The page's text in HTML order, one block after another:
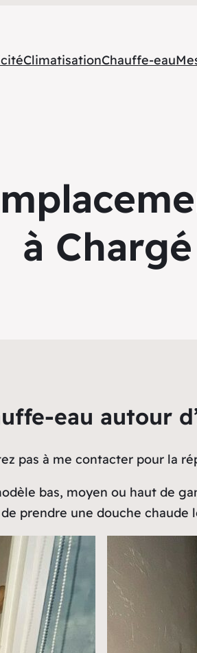
ClimatisationChauffe-eau
à Chargé
eau autour
pas à me contacter pour la
bas, moyen ou haut de
prendre une douche